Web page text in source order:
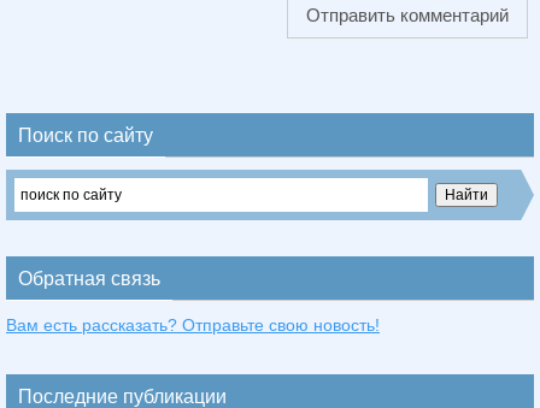
Поиск по сайту
Обратная связь
Вам есть рассказать? Отправьте свою новость!
Последние публикации